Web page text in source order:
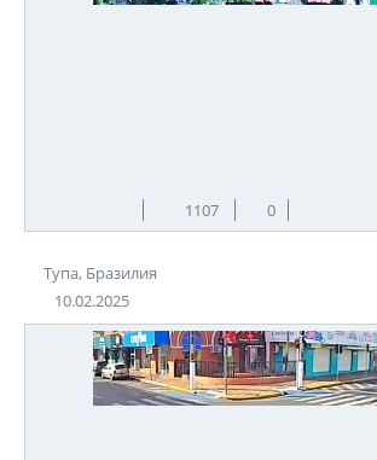
1107 0
Тупа, Бразилия
10.02.2025